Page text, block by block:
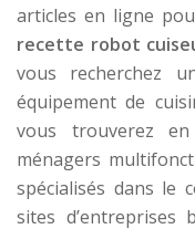
articles en ligne
recette robot
vous recherchez
équipement de
vous trouverez
ménagers
spécialisés dans le
sites d’entreprises